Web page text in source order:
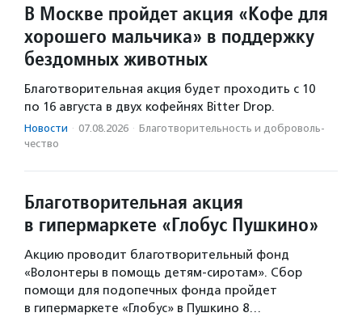
В Москве пройдет акция «Кофе для
хорошего мальчика» в поддержку
бездомных животных
Благотворительная акция будет проходить с 10
по 16 августа в двух кофейнях Bitter Drop.
Новости · 07.08.2026 · Благотвори­тель­ность и доброволь­
чест­во
Благотворительная акция
в гипермаркете «Глобус Пушкино»
Акцию проводит благотворительный фонд
«Волонтеры в помощь детям-сиротам». Сбор
помощи для подопечных фонда пройдет
в гипермаркете «Глобус» в Пушкино 8…